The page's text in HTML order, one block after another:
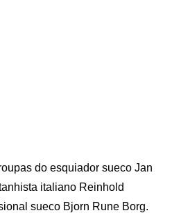
do esquiador sueco Jan
italiano Reinhold
sueco Bjorn Rune Borg.